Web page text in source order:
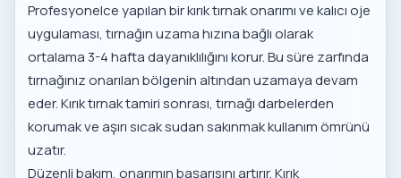
Profesyonelce yapılan bir kırık tırnak onarımı ve kalıcı oje
uygulaması, tırnağın uzama hızına bağlı olarak
ortalama 3-4 hafta dayanıklılığını korur. Bu süre zarfında
tırnağınız onarılan bölgenin altından uzamaya devam
eder. Kırık tırnak tamiri sonrası, tırnağı darbelerden
korumak ve aşırı sıcak sudan sakınmak kullanım ömrünü
uzatır.
Düzenli bakım, onarımın başarısını artırır. Kırık